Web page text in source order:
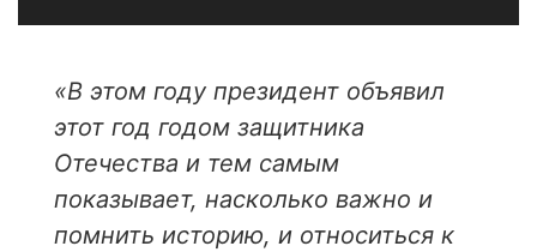
«В этом году президент объявил
этот год годом защитника
Отечества и тем самым
показывает, насколько важно и
помнить историю, и относиться к